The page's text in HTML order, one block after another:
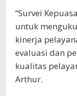
“Survei
untuk
kinerja
evaluasi dan
kualitas
Arthur.